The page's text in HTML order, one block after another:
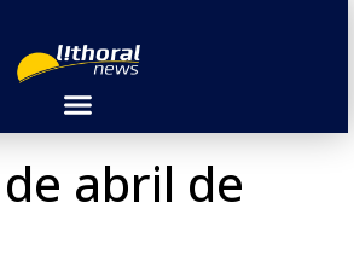
abril de